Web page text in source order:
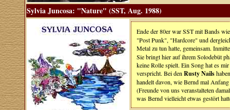
Sylvia Juncosa: "Nature" (SST, Aug. 1988)
Ende der 80er war SST mit Bands
"Post Punk", "Hardcore" und
Metal zu tun hatte, gemeinsam.
Sie bringt hier auf ihrem Solodebüt
keine Rolle spielt. Ein Song hat es
verspricht. Bei den Rusty Nails
handelt davon, wie Bernd mal
(Freunde von uns veranstalteten
was Bernd vielleicht etwas gestört